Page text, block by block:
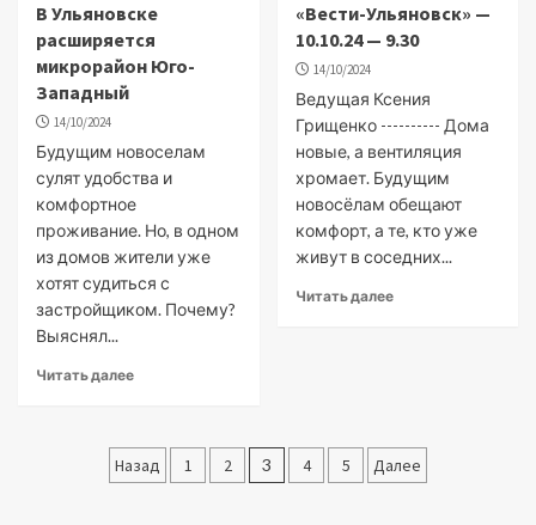
В Ульяновске
расширяется
микрорайон Юго-
Западный
14/10/2024
Будущим новоселам
сулят удобства и
комфортное
проживание. Но, в одном
из домов жители уже
хотят судиться с
застройщиком. Почему?
Выяснял...
Читать далее
«Вести-Ульяновск» —
10.10.24 — 9.30
14/10/2024
Ведущая Ксения
Грищенко ---------- Дома
новые, а вентиляция
хромает. Будущим
новосёлам обещают
комфорт, а те, кто уже
живут в соседних...
Читать далее
Пагинация
Назад 1 2 3 4 5 Далее